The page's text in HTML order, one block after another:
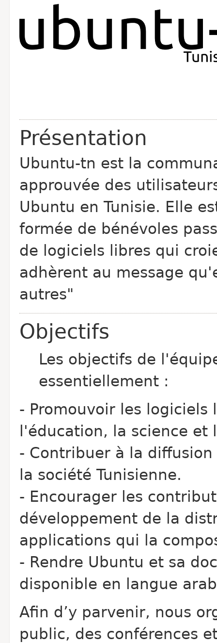
Présentation
Ubuntu-tn est la
approuvée des
Ubuntu en Tunisie. Elle
formée de bénévoles
de logiciels libres qui
adhèrent au message
autres"
Objectifs
Les objectifs de
essentiellement :
- Promouvoir les
l'éducation, la science et
- Contribuer à la
la société Tunisienne.
- Encourager les
développement de la
applications qui la
- Rendre Ubuntu et sa
disponible en langue
Afin d’y parvenir, nous
public, des conférences